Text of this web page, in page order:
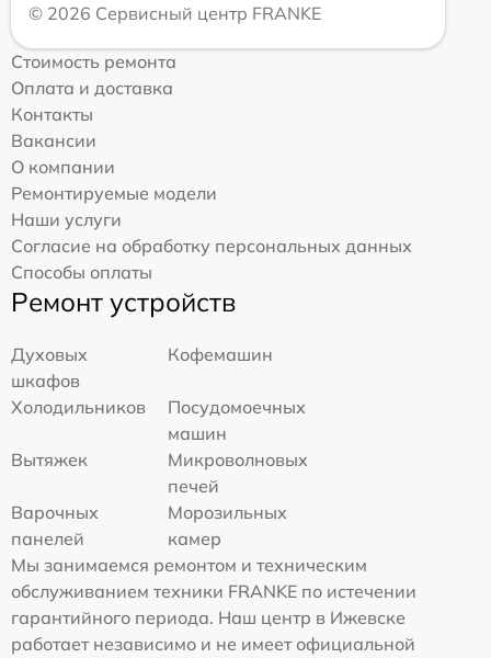
© 2026 Сервисный центр FRANKE
Стоимость ремонта
Оплата и доставка
Контакты
Вакансии
О компании
Ремонтируемые модели
Наши услуги
Согласие на обработку персональных данных
Способы оплаты
Ремонт устройств
Духовых
шкафов
Кофемашин
Холодильников
Посудомоечных
машин
Вытяжек
Микроволновых
печей
Варочных
панелей
Морозильных
камер
Мы занимаемся ремонтом и техническим
обслуживанием техники FRANKE по истечении
гарантийного периода. Наш центр в Ижевске
работает независимо и не имеет официальной